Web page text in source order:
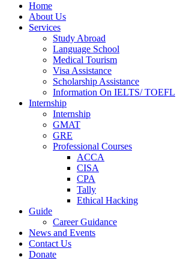
Home
About Us
Services
Study Abroad
Language School
Medical Tourism
Visa Assistance
Scholarship Assistance
Information On IELTS/ TOEFL
Internship
Internship
GMAT
GRE
Professional Courses
ACCA
CISA
CPA
Tally
Ethical Hacking
Guide
Career Guidance
News and Events
Contact Us
Donate